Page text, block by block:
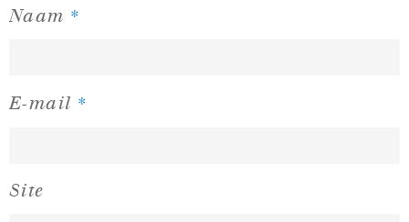
Naam *
E-mail *
Site